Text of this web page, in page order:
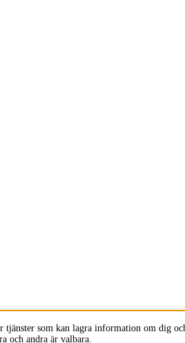
tjänster som kan lagra information om dig
och andra är valbara.